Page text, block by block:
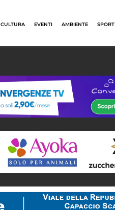
CULTURA EVENTI AMBIENTE SPORT